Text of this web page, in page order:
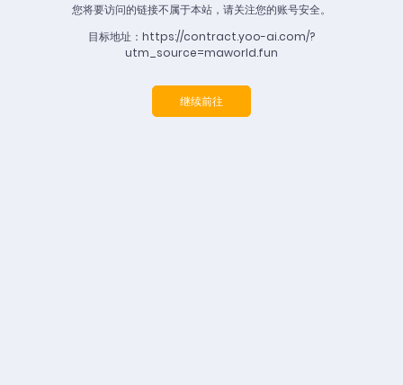
您将要访问的链接不属于本站，请关注您的账号安全。
目标地址：https://contract.yoo-ai.com/?
utm_source=maworld.fun
继续前往